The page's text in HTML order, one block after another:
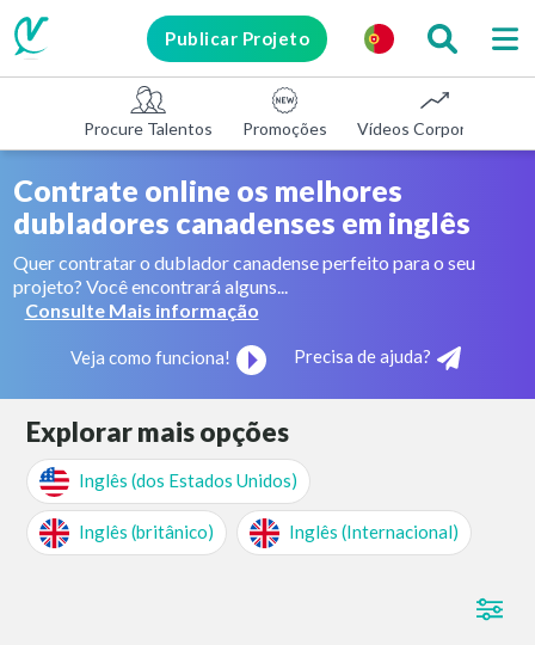
Publicar Projeto
Procure Talentos Promoções Vídeos Corporativos
Contrate online os melhores
dubladores canadenses em inglês
Quer contratar o dublador canadense perfeito para o seu
projeto? Você encontrará alguns...
Consulte Mais informação
Veja como funciona! Precisa de ajuda?
Explorar mais opções
Inglês (dos Estados Unidos)
Inglês (britânico) Inglês (Internacional)